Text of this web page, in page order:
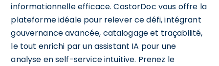
informationnelle efficace. CastorDoc vous offre la
plateforme idéale pour relever ce défi, intégrant
gouvernance avancée, catalogage et traçabilité,
le tout enrichi par un assistant IA pour une
analyse en self-service intuitive. Prenez le